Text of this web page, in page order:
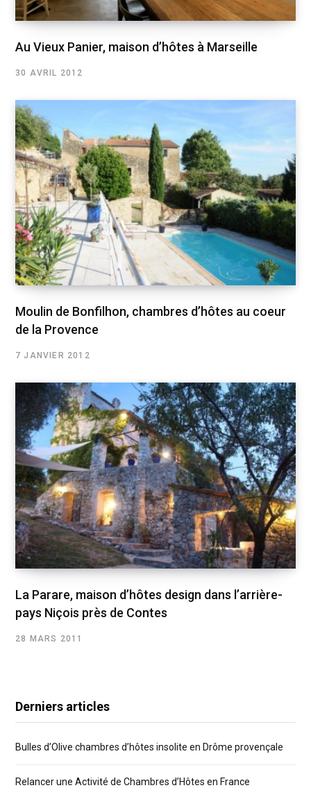
Au Vieux Panier, maison d’hôtes à Marseille
30 AVRIL 2012
Moulin de Bonfilhon, chambres d’hôtes au coeur
de la Provence
7 JANVIER 2012
La Parare, maison d’hôtes design dans l’arrière-
pays Niçois près de Contes
28 MARS 2011
Derniers articles
Bulles d’Olive chambres d’hôtes insolite en Drôme provençale
Relancer une Activité de Chambres d’Hôtes en France